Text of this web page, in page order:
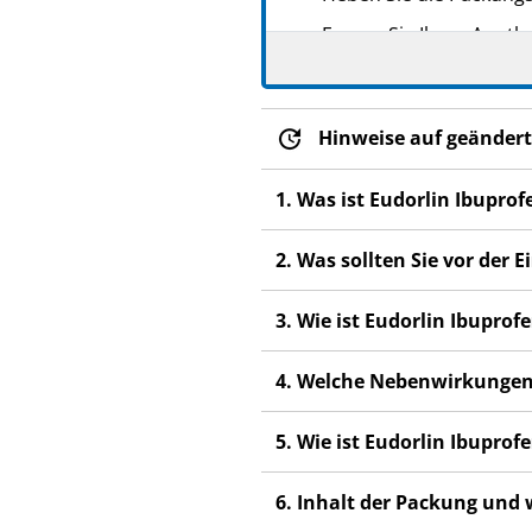
Fragen Sie Ihren
Nebenwirkungen, die
Wenden Sie sich an
nach 3 Tagen bei
nach 3 Tagen bei der
Erwachsenen.
Hinweise auf
1. Was ist Eudorlin
2. Was sollten Sie vor der
3. Wie ist Eudorlin
4. Welche
5. Wie ist Eudorlin
6. Inhalt der Packung